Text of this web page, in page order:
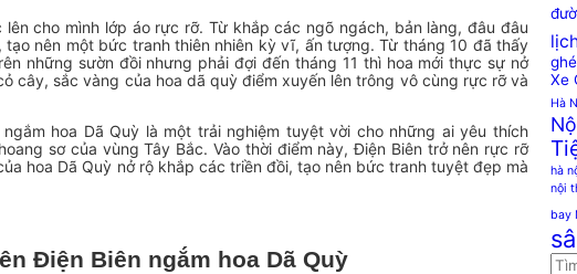
cho mình lớp áo rực rỡ. Từ khắp các ngõ ngách, bản làng, đâu đâu
nên một bức tranh thiên nhiên kỳ vĩ, ấn tượng. Từ tháng 10 đã thấy
những sườn đồi nhưng phải đợi đến tháng 11 thì hoa mới thực sự nở
cây, sắc vàng của hoa dã quỳ điểm xuyến lên trông vô cùng rực rỡ và
hoa Dã Quỳ là một trải nghiệm tuyệt vời cho những ai yêu thích
sơ của vùng Tây Bắc. Vào thời điểm này, Điện Biên trở nên rực rỡ
hoa Dã Quỳ nở rộ khắp các triền đồi, tạo nên bức tranh tuyệt đẹp mà
Điện Biên ngắm hoa Dã Quỳ
Xe
Hà
hà
nội
bay